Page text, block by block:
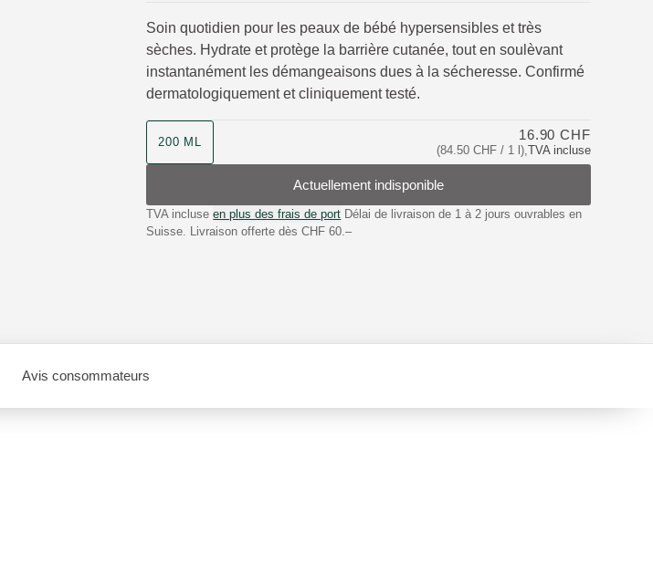
Soin quotidien pour les peaux de bébé hypersensibles et très
sèches. Hydrate et protège la barrière cutanée, tout en soulèvant
instantanément les démangeaisons dues à la sécheresse. Confirmé
dermatologiquement et cliniquement testé.
200 ML
(84.50 CHF / 1 l),TVA incluse
16.90 CHF
Actuellement indisponible
TVA incluse en plus des frais de port Délai de livraison de 1 à 2 jours ouvrables en
Suisse. Livraison offerte dès CHF 60.–
Avis consommateurs